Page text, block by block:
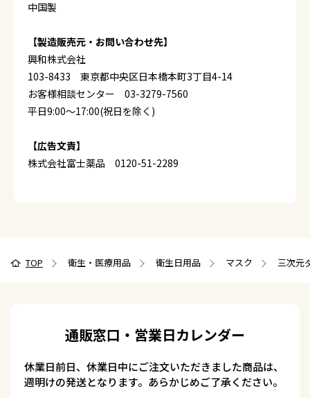
中国製
【製造販売元・お問い合わせ先】
興和株式会社
103-8433 東京都中央区日本橋本町3丁目4-14
お客様相談センター 03-3279-7560
平日9:00～17:00(祝日を除く)
【広告文責】
株式会社富士薬品 0120-51-2289
TOP 衛生・医療用品 衛生日用品 マスク 三次元
通販窓口・営業日カレンダー
休業日前日、休業日中にご注文いただきました商品は、
週明けの発送となります。あらかじめご了承ください。